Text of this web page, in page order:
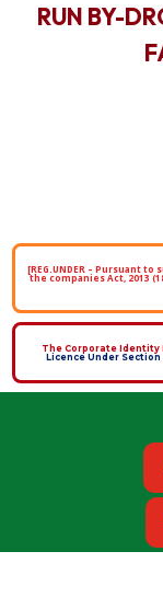
RUN BY-
[REG.UNDER – Pursuant
the companies Act, 2013
The Corporate Identity
Licence Under Section